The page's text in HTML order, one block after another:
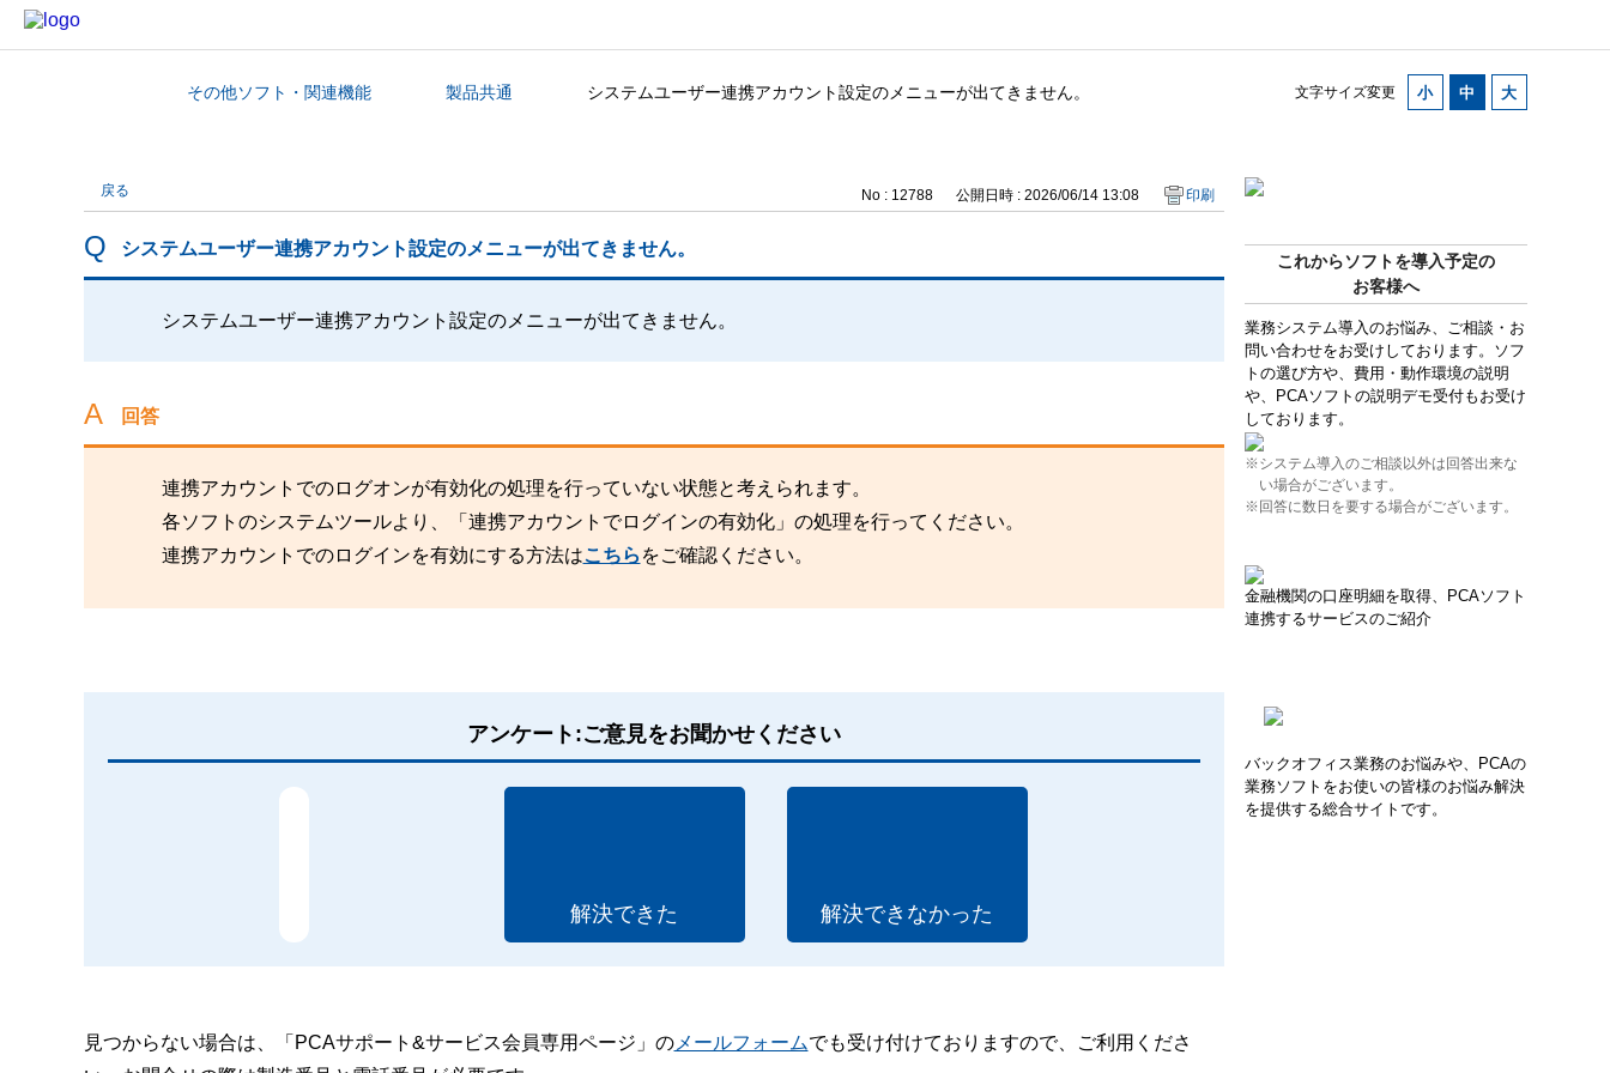
文字サイズ変更
カテゴリから探すその他ソフト・関連機能 製品共通 システムユーザー連携アカウント設定のメニューが出てきません。
これからソフトを導入予定の
お客様へ
業務システム導入のお悩み、ご相談・お
問い合わせをお受けしております。ソフ
トの選び方や、費用・動作環境の説明
や、PCAソフトの説明デモ受付もお受け
しております。
※システム導入のご相談以外は回答出来な
い場合がございます。
※回答に数日を要する場合がございます。
金融機関の口座明細を取得、PCAソフト
連携するサービスのご紹介
バックオフィス業務のお悩みや、PCAの
業務ソフトをお使いの皆様のお悩み解決
を提供する総合サイトです。
戻る No : 12788 公開日時 : 2026/06/14 13:08 印刷
システムユーザー連携アカウント設定のメニューが出てきません。
システムユーザー連携アカウント設定のメニューが出てきません。
回答
連携アカウントでのログオンが有効化の処理を行っていない状態と考えられます。
各ソフトのシステムツールより、「連携アカウントでログインの有効化」の処理を行ってください。
連携アカウントでのログインを有効にする方法はこちら をご確認ください。
アンケート:ご意見をお聞かせください
解決できた 解決できなかった
見つからない場合は、「PCAサポート&サービス会員専用ページ」のメールフォームでも受け付けておりますので、ご利用くださ